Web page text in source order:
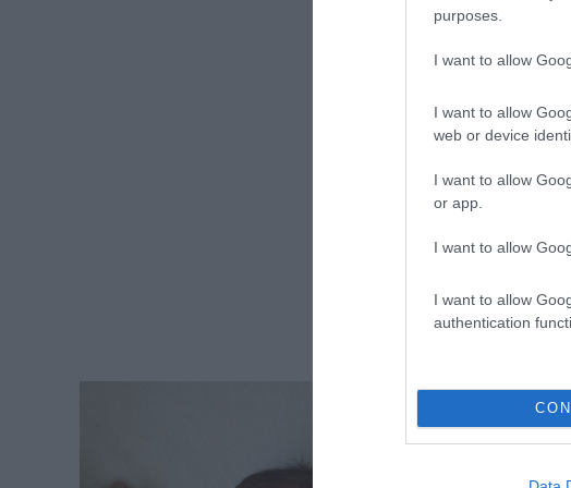
purposes.
I want to allow
I want to allow
web or device
I want to allow
or app.
I want to allow
I want to allow
authentication